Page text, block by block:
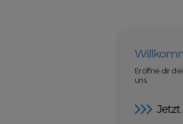
Eröffne dir
uns.
Jetzt